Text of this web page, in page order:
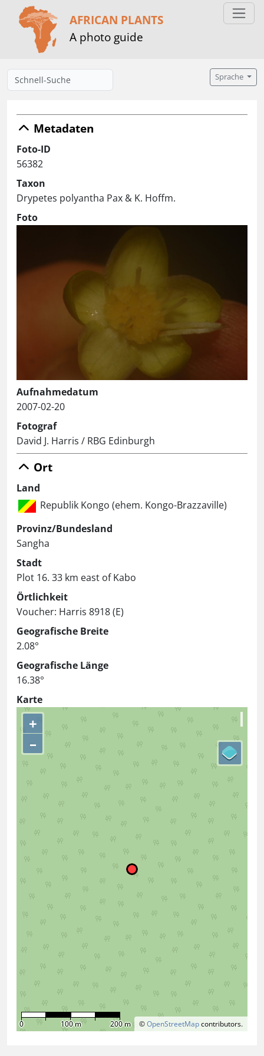
AFRICAN PLANTS
A photo guide
Sprache
Metadaten
Foto-ID
56382
Taxon
Drypetes polyantha Pax & K. Hoffm.
Foto
Aufnahmedatum
2007-02-20
Fotograf
David J. Harris / RBG Edinburgh
Ort
Land
Republik Kongo (ehem. Kongo-Brazzaville)
Provinz/Bundesland
Sangha
Stadt
Plot 16. 33 km east of Kabo
Örtlichkeit
Voucher: Harris 8918 (E)
Geografische Breite
2.08°
Geografische Länge
16.38°
Karte
+
–
©OpenStreetMapcontributors.
0 100 m 200 m